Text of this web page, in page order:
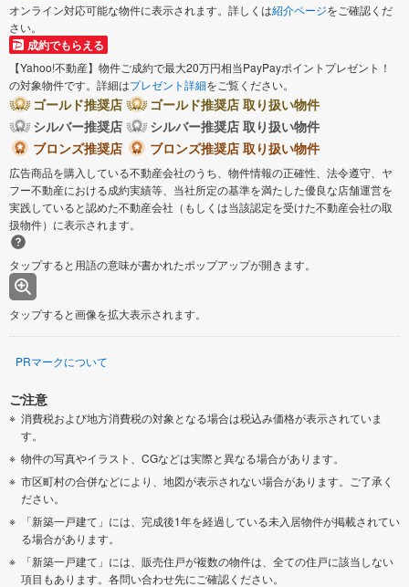
オンライン対応可能な物件に表示されます。詳しくは紹介ページをご確認くだ
さい。
成約でもらえる
【Yahoo!不動産】物件ご成約で最大20万円相当PayPayポイントプレゼント！
の対象物件です。詳細はプレゼント詳細をご覧ください。
ゴールド推奨店
ゴールド推奨店 取り扱い物件
シルバー推奨店
シルバー推奨店 取り扱い物件
ブロンズ推奨店
ブロンズ推奨店 取り扱い物件
広告商品を購入している不動産会社のうち、物件情報の正確性、法令遵守、ヤ
フー不動産における成約実績等、当社所定の基準を満たした優良な店舗運営を
実践していると認めた不動産会社（もしくは当該認定を受けた不動産会社の取
扱物件）に表示されます。
タップすると用語の意味が書かれたポップアップが開きます。
タップすると画像を拡大表示されます。
PRマークについて
ご注意
消費税および地方消費税の対象となる場合は税込み価格が表示されていま
す。
物件の写真やイラスト、CGなどは実際と異なる場合があります。
市区町村の合併などにより、地図が表示されない場合があります。ご了承く
ださい。
「新築一戸建て」には、完成後1年を経過している未入居物件が掲載されてい
る場合があります。
「新築一戸建て」には、販売住戸が複数の物件は、全ての住戸に該当しない
項目もあります。各問い合わせ先にご確認ください。